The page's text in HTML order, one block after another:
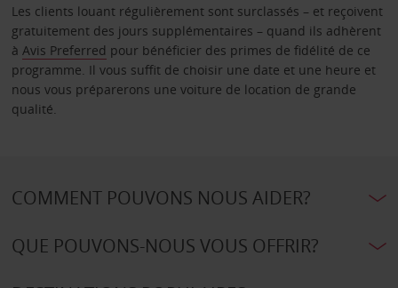
Les clients louant régulièrement sont surclassés – et reçoivent
gratuitement des jours supplémentaires – quand ils adhèrent
à Avis Preferred pour bénéficier des primes de fidélité de ce
programme. Il vous suffit de choisir une date et une heure et
nous vous préparerons une voiture de location de grande
qualité.
COMMENT POUVONS NOUS AIDER?
QUE POUVONS-NOUS VOUS OFFRIR?